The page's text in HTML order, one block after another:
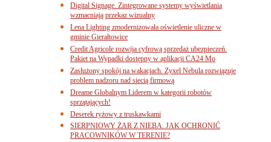
Digital Signage. Zintegrowane systemy wyświetlania
wzmacniają przekaz wizualny
Lena Lighting zmodernizowała oświetlenie uliczne w
gminie Gierałtowice
Credit Agricole rozwija cyfrową sprzedaż ubezpieczeń.
Pakiet na Wypadki dostępny w aplikacji CA24 Mo
Zasłużony spokój na wakacjach. Zyxel Nebula rozwiązuje
problem nadzoru nad siecią firmową
Dreame Globalnym Liderem w kategorii robotów
sprzątających!
Deserek ryżowy z truskawkami
SIERPNIOWY ŻAR Z NIEBA. JAK OCHRONIĆ
PRACOWNIKÓW W TERENIE?